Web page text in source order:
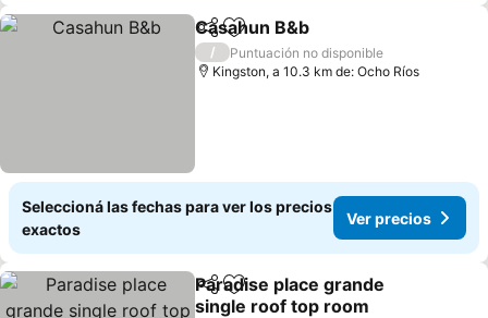
CompartirAñadir a favoritos
Casahun B&b
/
Puntuación no disponible
Kingston, a 10.3 km de: Ocho Ríos
Seleccioná las fechas para ver los precios
exactos
Ver precios
CompartirAñadir a favoritos
Paradise place grande
single roof top room